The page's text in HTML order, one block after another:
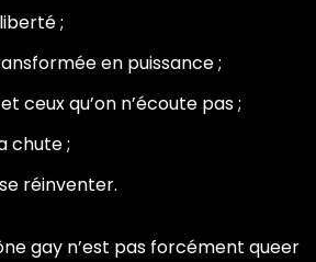
;
en puissance ;
ceux qu’on n’écoute pas ;
chute ;
réinventer.
gay n’est pas forcément queer